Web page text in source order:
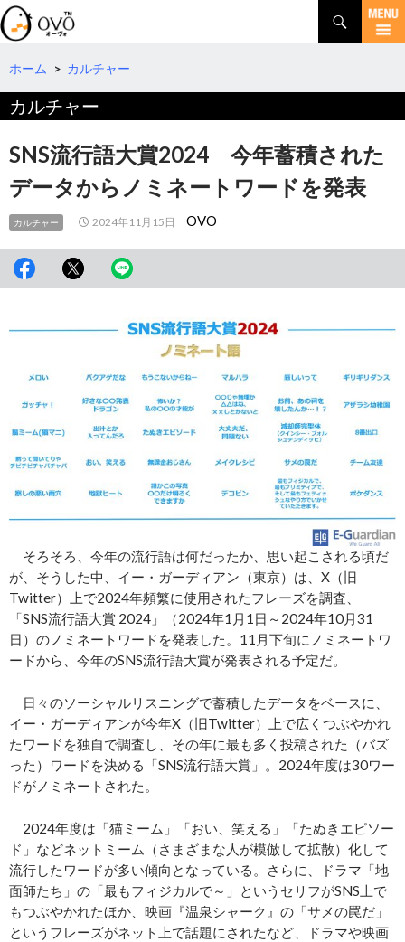
検
索
コ
テ
ツ
へ
移
動
ホーム > カルチャー
カルチャー
SNS流行語大賞2024 今年蓄積された
データからノミネートワードを発表
カルチャー 2024年11月15日 OVO
そろそろ、今年の流行語は何だったか、思い起こされる頃だ
が、そうした中、イー・ガーディアン（東京）は、X（旧
Twitter）上で2024年頻繁に使用されたフレーズを調査、
「SNS流行語大賞 2024」（2024年1月1日～2024年10月31
日）のノミネートワードを発表した。11月下旬にノミネートワ
ードから、今年のSNS流行語大賞が発表される予定だ。
日々のソーシャルリスニングで蓄積したデータをベースに、
イー・ガーディアンが今年X（旧Twitter）上で広くつぶやかれ
たワードを独自で調査し、その年に最も多く投稿された（バズ
った）ワードを決める「SNS流行語大賞」。2024年度は30ワー
ドがノミネートされた。
2024年度は「猫ミーム」「おい、笑える」「たぬきエピソー
ド」などネットミーム（さまざまな人が模倣して拡散）化して
流行したワードが多い傾向となっている。さらに、ドラマ「地
面師たち」の「最もフィジカルで～」というセリフがSNS上で
もつぶやかれたほか、映画『温泉シャーク』の「サメの罠だ」
というフレーズがネット上で話題にされたなど、ドラマや映画